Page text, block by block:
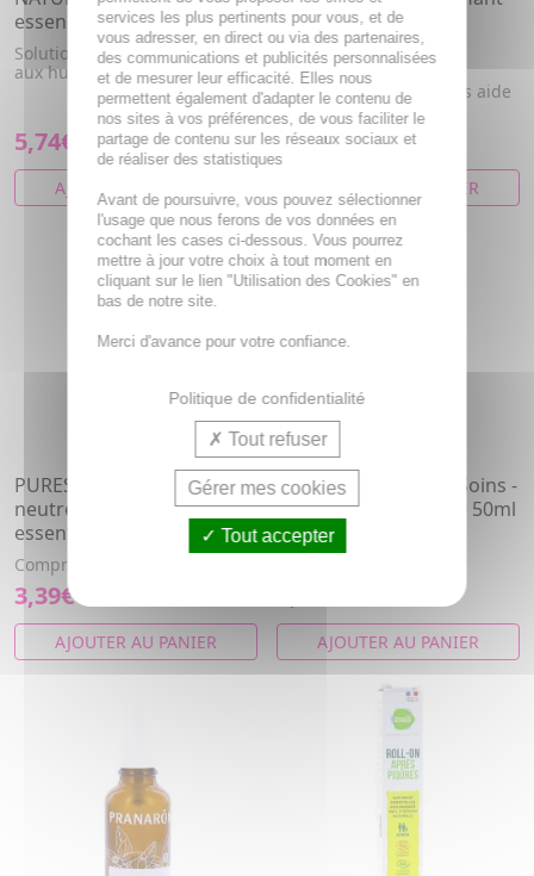
essences 15ml
Solution brume aromatique
aux huiles essentielles Bio
5,74€
AJOUTER AU PANIER
fraîcheur bio 180ml
Le Spray Purifiant Bio
Fraîcheur Florame, à
l'efficacité prouvée, vous aide
à gard...
12,41€
AJOUTER AU PANIER
PURESSENTIEL Comprimés
neutres pour les huiles
essentielles 30 comprimés
Comprimé neutre.
3,39€
AJOUTER AU PANIER
PROMO
- 20 %
PURESSENTIEL 1ers Soins -
Gel Arnica Hélichryse 50ml
Gel Apaisant à l'Arnica
AJOUTER AU PANIER
services les plus pertinents pour vous, et de
vous adresser, en direct ou via des partenaires,
des communications et publicités personnalisées
et de mesurer leur efficacité. Elles nous
permettent également d'adapter le contenu de
nos sites à vos préférences, de vous faciliter le
partage de contenu sur les réseaux sociaux et
de réaliser des statistiques
Avant de poursuivre, vous pouvez sélectionner
l'usage que nous ferons de vos données en
cochant les cases ci-dessous. Vous pourrez
mettre à jour votre choix à tout moment en
cliquant sur le lien "Utilisation des Cookies" en
bas de notre site.
Merci d'avance pour votre confiance.
Politique de confidentialité
Tout refuser
Gérer mes cookies
Tout accepter